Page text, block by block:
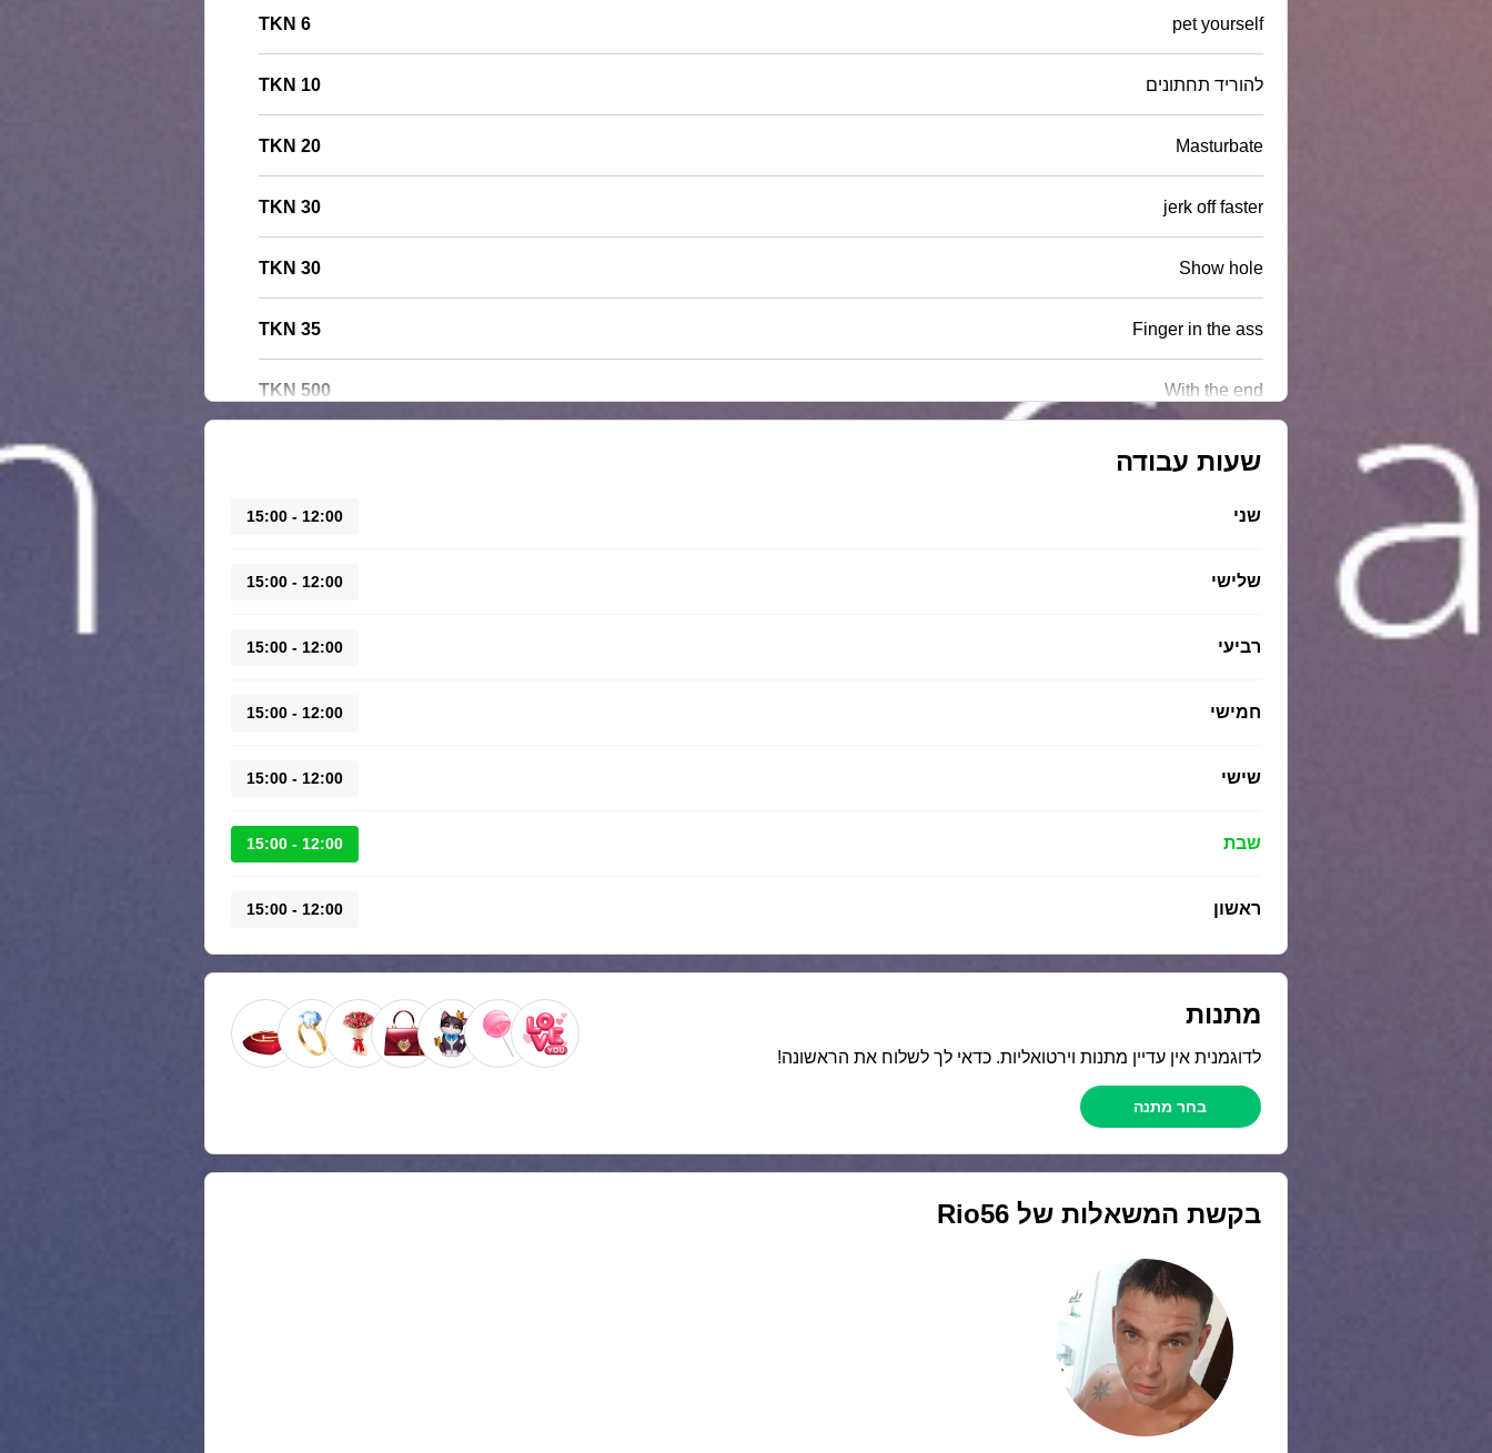
pet yourself
6 TKN
להוריד תחתונים 10 TKN
Masturbate
20 TKN
jerk off faster
30 TKN
Show hole
30 TKN
Finger in the ass
35 TKN
With the end
500 TKN
שעות עבודה
שני 12:00 - 15:00
שלישי 12:00 - 15:00
רביעי 12:00 - 15:00
חמישי 12:00 - 15:00
שישי 12:00 - 15:00
שבת 12:00 - 15:00
ראשון 12:00 - 15:00
מתנות
לדוגמנית אין עדיין מתנות וירטואליות. כדאי לך לשלוח את הראשונה!
בחר מתנה
בקשת המשאלות של Rio56